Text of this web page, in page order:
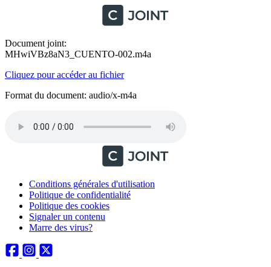
Document joint:
MHwiVBz8aN3_CUENTO-002.m4a
Cliquez pour accéder au fichier
Format du document: audio/x-m4a
Conditions générales d'utilisation
Politique de confidentialité
Politique des cookies
Signaler un contenu
Marre des virus?